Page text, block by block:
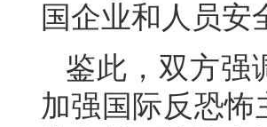
国企业和人员安
鉴此，双方强
加强国际反恐